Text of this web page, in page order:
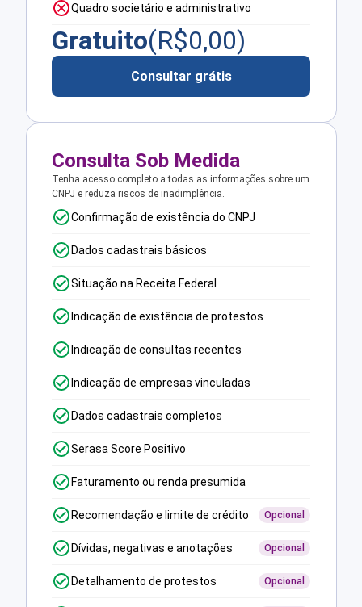
Quadro societário e administrativo
Gratuito(R$0,00)
Consultar grátis
Consulta Sob Medida
Tenha acesso completo a todas as informações sobre um
CNPJ e reduza riscos de inadimplência.
Confirmação de existência do CNPJ
Dados cadastrais básicos
Situação na Receita Federal
Indicação de existência de protestos
Indicação de consultas recentes
Indicação de empresas vinculadas
Dados cadastrais completos
Serasa Score Positivo
Faturamento ou renda presumida
Recomendação e limite de crédito Opcional
Dívidas, negativas e anotações Opcional
Detalhamento de protestos Opcional